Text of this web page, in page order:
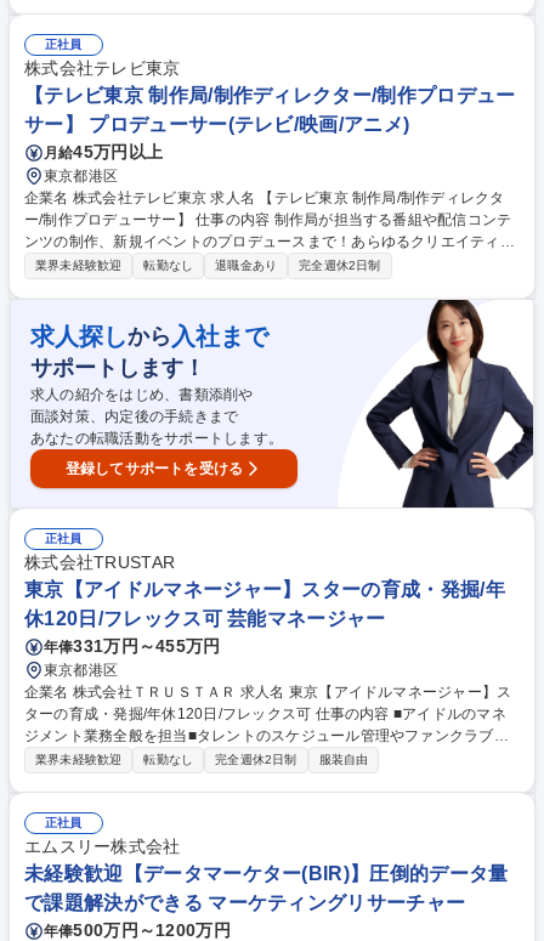
めの企画立案とプロジェクト推進 ■リリースに関する宣伝プランニング ■
ヴィジュアルコンテンツのディレクション（MV・ジャケット・ライヴ映
像等の制作進行） ■リリースに伴う社内編成、素材管理、各部署とのコミ
ュニケーション ※ご経験や適性を鑑みて担当アーティストは決定 募集職
種 【A&R(Artists&Repertoire)業務/アーティストブランディング】リモー
トワーク可
正社員
株式会社テレビ東京
【テレビ東京 制作局/制作ディレクター/制作プロデュー
サー】 プロデューサー(テレビ/映画/アニメ)
月給45万円以上
東京都港区
企業名 株式会社テレビ東京 求人名 【テレビ東京 制作局/制作ディレクタ
ー/制作プロデューサー】 仕事の内容 制作局が担当する番組や配信コンテ
ンツの制作、新規イベントのプロデュースまで！あらゆるクリエイティブ
の仕事をこれまで培ったスキルや経験を活かし、即戦力としてぜひ活躍し
テレビ東京の制作局です。テレビ業界全体が変革期を迎える中、「脱・テ
レ東らしさ」をテーマにテレビ東京に新たなヒットコンテンツを生み出せ
る人材を求めます。従来の番組制作経験者はもちろん、未経験でも配信や
イベントなどのコンテンツ開発で新しいマネタイズの仕組みを生み出せる
自信のある方など総合的なコンテンツクリエイターをお迎えしたいと考え
ております。 募集職種 【テレビ東京 制作局/制作ディレクター/制作プロデ
ューサー】
業界未経験歓迎 転勤なし 退職金あり 完全週休2日制
求人探しから 入社まで
サポートします！
求人の紹介をはじめ、書類添削や
面談対策、内定後の手続きまで
あなたの転職活動をサポートします。
登録してサポートを受ける
正社員
株式会社TRUSTAR
東京【アイドルマネージャー】スターの育成・発掘/年
休120日/フレックス可 芸能マネージャー
年俸331万円～455万円
東京都港区
企業名 株式会社ＴＲＵＳＴＡＲ 求人名 東京【アイドルマネージャー】ス
ターの育成・発掘/年休120日/フレックス可 仕事の内容 ■アイドルのマネ
ジメント業務全般を担当■タレントのスケジュール管理やファンクラブ運
営、イベント企画・運営まで幅広く携わる■タレントの魅力を最大限に引
画・運営などを行います。タレントの要望に応じてイベント内容を企画し
たり、グッズ販売の企画・実施、ファンクラブ会員向けの情報発信なども
担当。タレントと二人三脚で仕事を進め、タレントの魅力を最大限に引き
出す役割を担います。 募集職種 東京【アイドルマネージャー】スターの
育成・発掘/年休120日/フレックス可
業界未経験歓迎 転勤なし 完全週休2日制 服装自由
正社員
エムスリー株式会社
未経験歓迎【データマーケター(BIR)】圧倒的データ量
で課題解決ができる マーケティングリサーチャー
年俸500万円～1200万円